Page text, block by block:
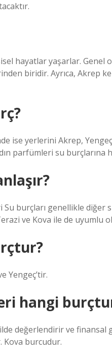
hayatlar yaşarlar. Genel
biridir. Ayrıca, Akrep
ise yerlerini Akrep, Yengeç
parfümleri su burçlarına
burçları genellikle diğer
ve Kova ile de uyumlu
Yengeç’tir.
hangi
değerlendirir ve finansal
Kova burcudur.